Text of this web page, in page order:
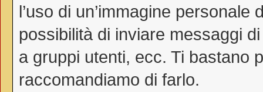
l’uso di un’immagine
possibilità di inviare messaggi
a gruppi utenti, ecc. Ti bastano
raccomandiamo di farlo.